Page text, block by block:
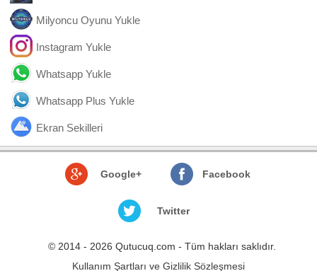
Milyoncu Oyunu Yukle
Instagram Yukle
Whatsapp Yukle
Whatsapp Plus Yukle
Ekran Sekilleri
Google+ Facebook
Twitter
© 2014 - 2026 Qutucuq.com - Tüm hakları saklıdır.
Kullanım Şartları ve Gizlilik Sözleşmesi